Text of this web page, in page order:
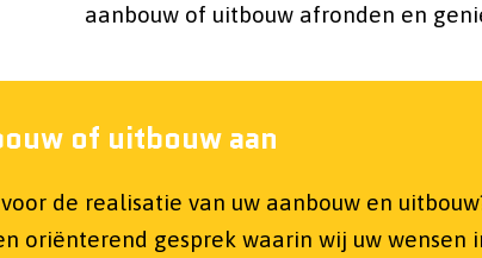
aanbouw of uitbouw afronden en
of uitbouw aan
de realisatie van uw aanbouw en
oriënterend gesprek waarin wij uw wensen